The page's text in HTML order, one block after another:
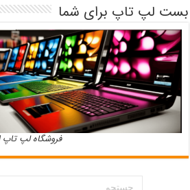
بست لپ تاپ برای شما
فروشگاه لپ